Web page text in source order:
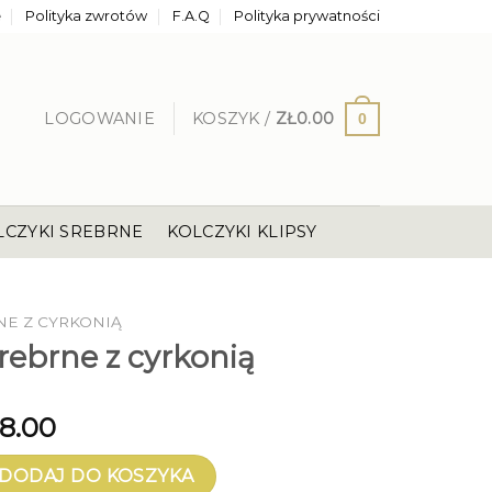
Polityka zwrotów F.A.Q Polityka prywatności
LOGOWANIE KOSZYK / ZŁ0.00 0
SREBRNE KOLCZYKI KLIPSY
Z CYRKONIĄ
z cyrkonią
z cyrkonią
DODAJ DO KOSZYKA